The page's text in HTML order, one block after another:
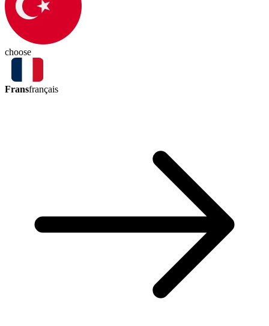
choose
Fransfrançais